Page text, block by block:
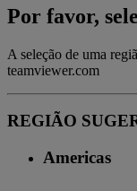
Por favor,
A seleção de uma
teamviewer.com
REGIÃO
Americas